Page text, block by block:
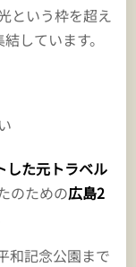
という枠を超え
しています。
した元トラベル
のための広島2
和記念公園まで